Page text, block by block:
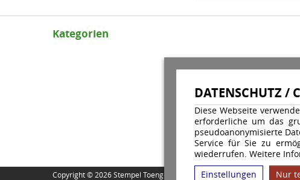
DATENSCHUTZ /
Diese Webseite
erforderliche um das
pseudoanonymisierte
Service für Sie zu
wiederrufen. Weitere
Einstellungen
Nur
Kategorien
Copyright © 2026 Stempel Toenges GmbH - Alle Rechte vorbehalten